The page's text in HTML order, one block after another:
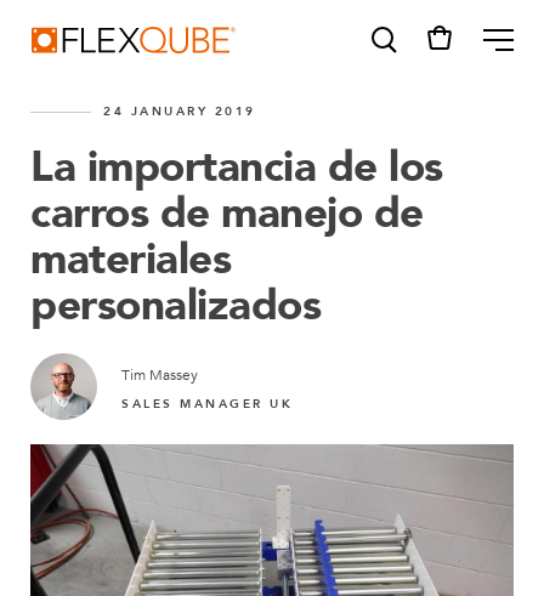
SUGGESTIONS
Tugger cart
Find a sales person
How do I order?
24 JANUARY 2019
La importancia de los
carros de manejo de
materiales
personalizados
Tim Massey
SALES MANAGER UK